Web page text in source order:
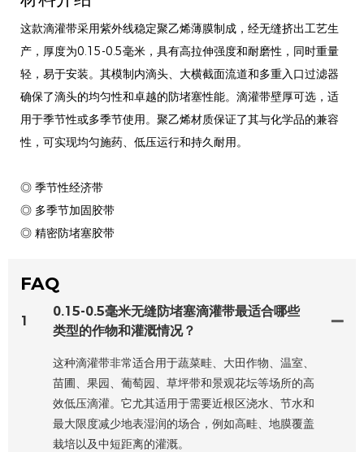
这款滴灌带采用紫外线稳定聚乙烯薄膜制成，经无缝挤出工艺生
产，厚度为0.15-0.5毫米，具有高拉伸强度和耐磨性，同时重量
轻，易于安装。其模制内滴头、大横截面流道和多重入口过滤器
确保了滴头的均匀性和卓越的防堵塞性能。滴灌带壁厚可选，适
用于季节性或多季节使用。聚乙烯材质保证了其与化学品的兼容
性，可实现均匀施药、低压运行和持久耐用。
◎ 季节性经济带
◎ 多季节加固胶带
◎ 精密防堵塞胶带
FAQ
1
0.15-0.5毫米无缝防堵塞滴灌带最适合哪些
类型的作物和灌溉情况？
这种滴灌带非常适合用于蔬菜畦、大田作物、温室、
苗圃、果园、葡萄园、草坪带和景观花坛等场所的高
效低压滴灌。它尤其适用于需要近根区浇水、节水和
最大限度减少地表湿润的场合，例如高畦、地膜覆盖
栽培以及中短距离的灌溉。